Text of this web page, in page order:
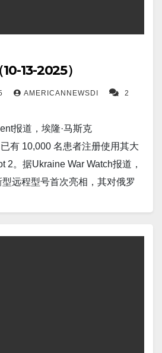
发生后，印度强行驱逐穆斯
Screenshot 8。台北（路透
日表示，中国大陆对稀土的新
导体行业产生重大影响，因为
金属不同。 Screenshot 9。据
出口。 Screenshot 10。据CNN
协议后庆祝中东和平：“实现了
11。据The Independent报
告，世界首次达到气候临界
中国稀土出口量较 8 月份下
13-2025）
AMERICANNEWSDI 2
报道，埃隆·马斯克
有 10,000 名患者注册使用其大
2。据Ukraine War Watch报道，
远程型号首次亮相，其对俄罗
和94%内存良率。 Screenshot